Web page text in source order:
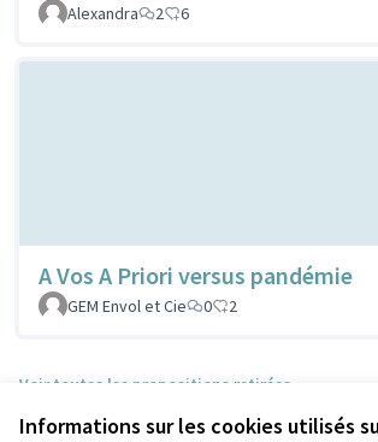
Informations sur les cookies utilisés
Alexandra 2 6
A Vos A Priori versus pandémie
GEM Envol et Cie
0 2
Voir toutes les propositions retirées